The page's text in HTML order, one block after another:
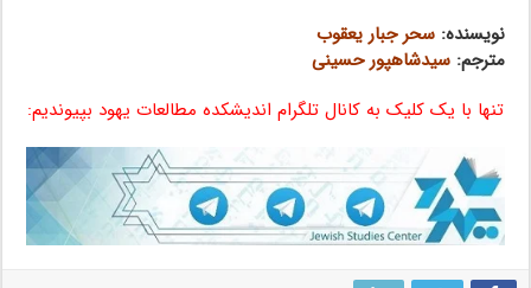
نویسنده:سحر جبار یعقوب
مترجم:سیدشاهپور حسینی
تنها با یک کلیک به کانال تلگرام اندیشکده مطالعات یهود بپیوندیم: